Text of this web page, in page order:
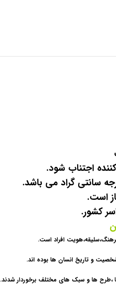
اجتناب شود.
است.
کشور.
افراد است.
و تاریخ انسان ها بوده اند.
،طرح ها و سبک های مختلف برخوردار شدند.